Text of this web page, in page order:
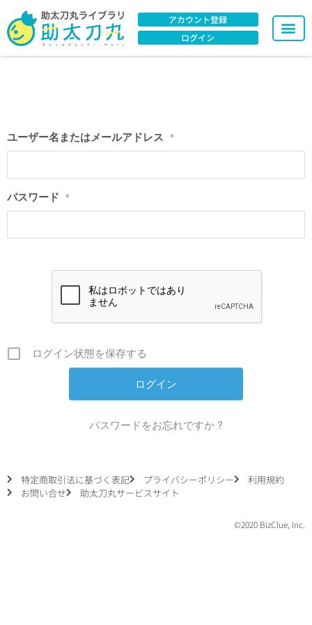
アカウント登録
ログイン
ユーザー名またはメールアドレス *
パスワード *
ログイン状態を保存する
パスワードをお忘れですか ?
特定商取引法に基づく表記 プライバシーポリシー
利用規約
お問い合せ
助太刀丸サービスサイト
©2020 BizClue, Inc.